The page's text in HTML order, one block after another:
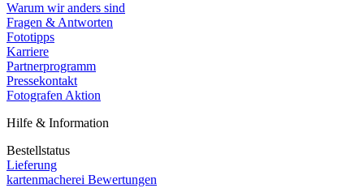
Warum wir anders sind
Fragen & Antworten
Fototipps
Karriere
Partnerprogramm
Pressekontakt
Fotografen Aktion
Hilfe & Information
Bestellstatus
Lieferung
kartenmacherei Bewertungen